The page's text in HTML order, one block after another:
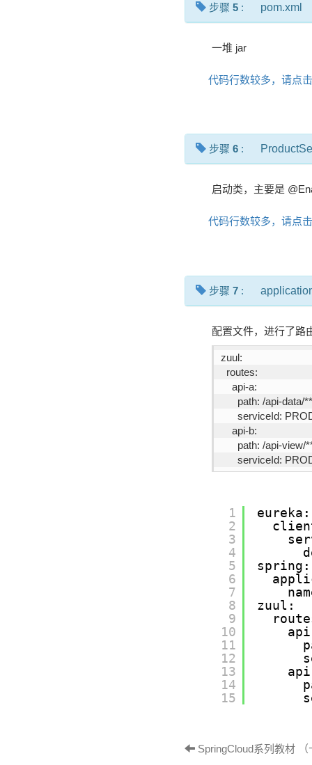
步骤 5 : pom.xml
一堆 jar
代码行数较多，请点
步骤 6 :
启动类，主要是
代码行数较多，请点
步骤 7 :
配置文件，进行了路
zuul:
  routes:
    api-a:
      path: /api-data/**
serviceId:
    api-b:
path: /api-view/
serviceId:
1
2
3
4
5
6
7
8
9
10
11
12
13
14
15
eureka:
spring:
zuul:
SpringCloud系列教材